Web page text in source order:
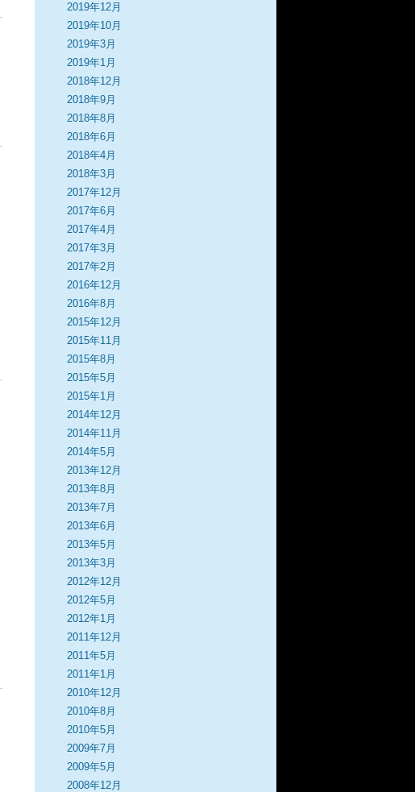
2019年12月
2019年10月
2019年3月
2019年1月
2018年12月
2018年9月
2018年8月
2018年6月
2018年4月
2018年3月
2017年12月
2017年6月
2017年4月
2017年3月
2017年2月
2016年12月
2016年8月
2015年12月
2015年11月
2015年8月
2015年5月
2015年1月
2014年12月
2014年11月
2014年5月
2013年12月
2013年8月
2013年7月
2013年6月
2013年5月
2013年3月
2012年12月
2012年5月
2012年1月
2011年12月
2011年5月
2011年1月
2010年12月
2010年8月
2010年5月
2009年7月
2009年5月
2008年12月